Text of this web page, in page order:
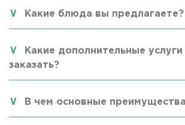
Какие блюда вы предлагаете?
Какие дополнительные
заказать?
В чем основные